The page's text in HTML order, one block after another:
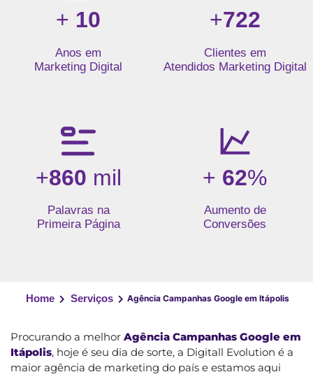
+ 10
Anos em
Marketing Digital
+722
Clientes em
Atendidos Marketing Digital
+860 mil
Palavras na
Primeira Página
+ 62%
Aumento de
Conversões
Home Serviços Agência Campanhas Google em Itápolis
Procurando a melhor Agência Campanhas Google em
Itápolis, hoje é seu dia de sorte, a Digitall Evolution é a
maior agência de marketing do país e estamos aqui